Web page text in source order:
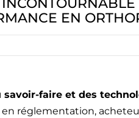
EN
faire et des
en réglementation,